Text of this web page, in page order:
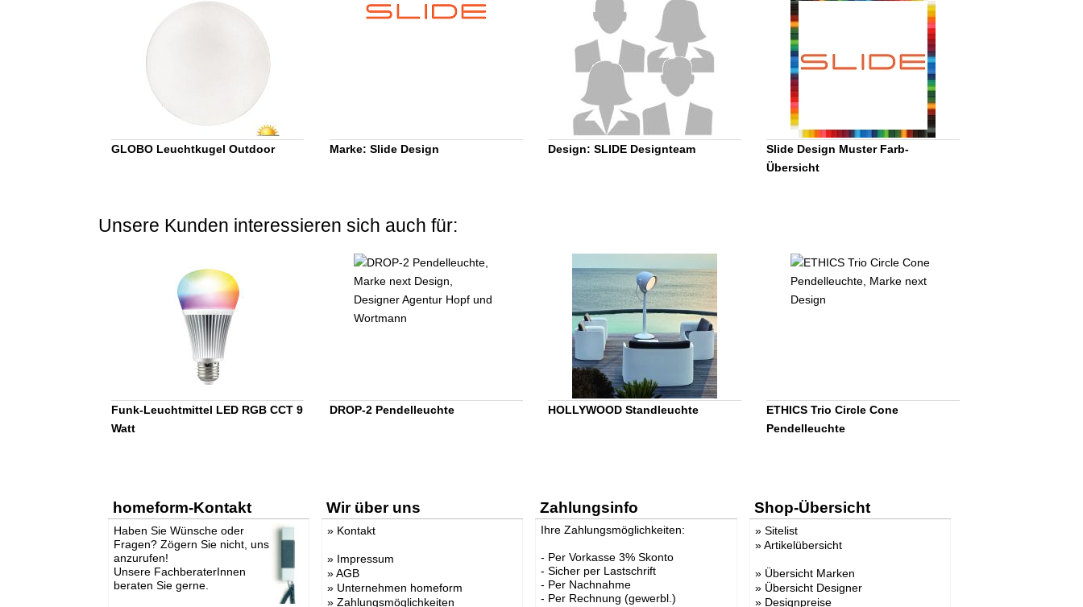
GLOBO Leuchtkugel Outdoor Marke: Slide Design Design: SLIDE Designteam
Slide Design Muster Farb-
Übersicht
Unsere Kunden interessieren sich auch für:
Funk-Leuchtmittel LED RGB CCT 9
Watt
DROP-2 Pendelleuchte HOLLYWOOD Standleuchte
ETHICS Trio Circle Cone
Pendelleuchte
homeform-Kontakt
Haben Sie Wünsche oder
Fragen? Zögern Sie nicht, uns
anzurufen!
Unsere FachberaterInnen
beraten Sie gerne.
Wir über uns
» Kontakt
» Impressum
»AGB
» Unternehmen homeform
» Zahlungsmöglichkeiten
Zahlungsinfo
Ihre Zahlungsmöglichkeiten:
- Per Vorkasse 3% Skonto
- Sicher per Lastschrift
- Per Nachnahme
- Per Rechnung (gewerbl.)
Shop-Übersicht
» Sitelist
»Artikelübersicht
» Übersicht Marken
» Übersicht Designer
» Designpreise